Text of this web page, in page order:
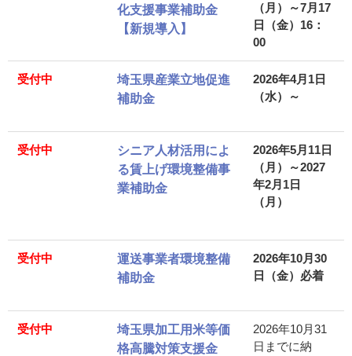
化支援事業補助金
【新規導入】
（月）～7月17
日（金）16：
00
受付中
埼玉県産業立地促進
補助金
2026年4月1日
（水）～
受付中
シニア人材活用によ
る賃上げ環境整備事
業補助金
2026年5月11日
（月）～2027
年2月1日
（月）
受付中
運送事業者環境整備
補助金
2026年10月30
日（金）必着
受付中
埼玉県加工用米等価
格高騰対策支援金
2026年10月31
日までに納